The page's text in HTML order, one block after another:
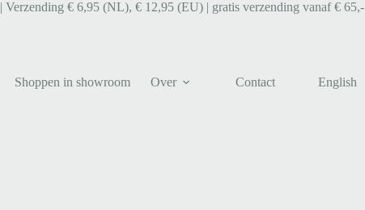
| Verzending € 6,95 (NL), € 12,95 (EU) | gratis verzending vanaf € 65,-
Shoppen in showroom Over Contact English